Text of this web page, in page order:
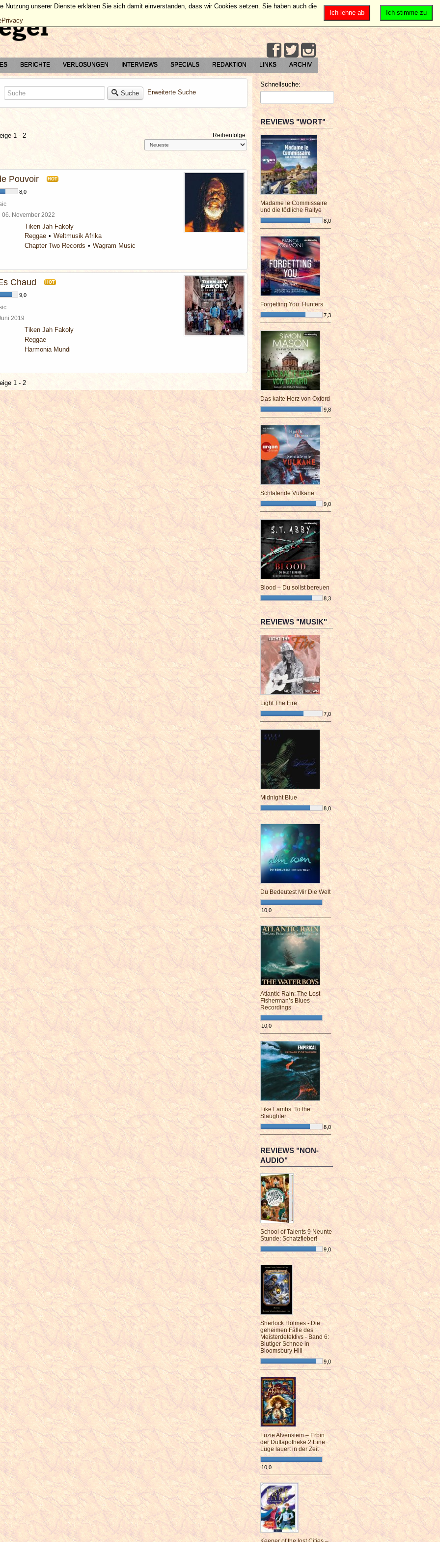
BERICHTE VERLOSUNGEN INTERVIEWS SPECIALS REDAKTION LINKS ARCHIV
Suche Erweiterte Suche
1 - 2 Reihenfolge
Pouvoir HOT
8,0
06. November 2022
Tiken Jah Fakoly
Reggae
Weltmusik Afrika
Chapter Two Records
Wagram Music
Chaud HOT
9,0
2019
Tiken Jah Fakoly
Reggae
Harmonia Mundi
1 - 2
Schnellsuche:
REVIEWS "WORT"
Madame le Commissaire
und die tödliche Rallye
8,0
¯¯¯¯¯¯¯¯¯¯¯¯¯¯¯¯¯¯¯¯¯¯¯¯
Forgetting You: Hunters
7,3
¯¯¯¯¯¯¯¯¯¯¯¯¯¯¯¯¯¯¯¯¯¯¯¯
Das kalte Herz von Oxford
9,8
¯¯¯¯¯¯¯¯¯¯¯¯¯¯¯¯¯¯¯¯¯¯¯¯
Schlafende Vulkane
9,0
¯¯¯¯¯¯¯¯¯¯¯¯¯¯¯¯¯¯¯¯¯¯¯¯
Blood – Du sollst bereuen
8,3
¯¯¯¯¯¯¯¯¯¯¯¯¯¯¯¯¯¯¯¯¯¯¯¯
REVIEWS "MUSIK"
Light The Fire
7,0
¯¯¯¯¯¯¯¯¯¯¯¯¯¯¯¯¯¯¯¯¯¯¯¯
Midnight Blue
8,0
¯¯¯¯¯¯¯¯¯¯¯¯¯¯¯¯¯¯¯¯¯¯¯¯
Du Bedeutest Mir Die Welt
10,0
¯¯¯¯¯¯¯¯¯¯¯¯¯¯¯¯¯¯¯¯¯¯¯¯
Atlantic Rain: The Lost
Fisherman’s Blues
Recordings
10,0
¯¯¯¯¯¯¯¯¯¯¯¯¯¯¯¯¯¯¯¯¯¯¯¯
Like Lambs: To the
Slaughter
8,0
¯¯¯¯¯¯¯¯¯¯¯¯¯¯¯¯¯¯¯¯¯¯¯¯
REVIEWS "NON-
AUDIO"
School of Talents 9 Neunte
Stunde: Schatzfieber!
9,0
¯¯¯¯¯¯¯¯¯¯¯¯¯¯¯¯¯¯¯¯¯¯¯¯
Sherlock Holmes - Die
geheimen Fälle des
Meisterdetektivs - Band 6:
Blutiger Schnee in
Bloomsbury Hill
9,0
¯¯¯¯¯¯¯¯¯¯¯¯¯¯¯¯¯¯¯¯¯¯¯¯
Luzie Alvenstein – Erbin
der Duftapotheke 2 Eine
Lüge lauert in der Zeit
10,0
¯¯¯¯¯¯¯¯¯¯¯¯¯¯¯¯¯¯¯¯¯¯¯¯
Ich stimme zu
Ich lehne ab
unserer Dienste erklären Sie sich damit einverstanden, dass wir Cookies setzen. Sie haben auch die